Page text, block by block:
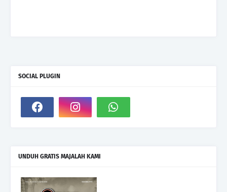
SOCIAL PLUGIN
UNDUH GRATIS MAJALAH KAMI